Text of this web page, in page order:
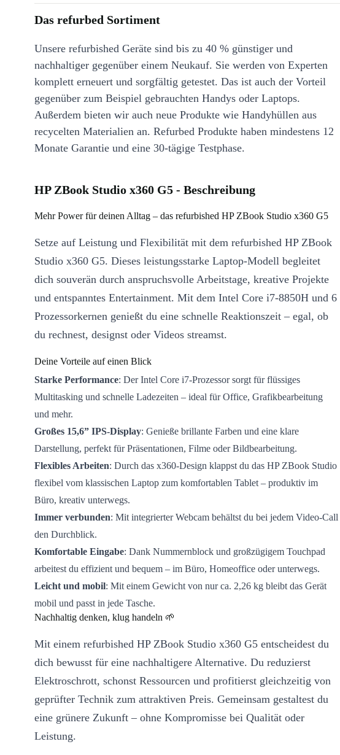
Das refurbed Sortiment
Unsere refurbished Geräte sind bis zu 40 % günstiger und
nachhaltiger gegenüber einem Neukauf. Sie werden von Experten
komplett erneuert und sorgfältig getestet. Das ist auch der Vorteil
gegenüber zum Beispiel gebrauchten Handys oder Laptops.
Außerdem bieten wir auch neue Produkte wie Handyhüllen aus
recycelten Materialien an. Refurbed Produkte haben mindestens 12
Monate Garantie und eine 30-tägige Testphase.
HP ZBook Studio x360 G5 - Beschreibung
Mehr Power für deinen Alltag – das refurbished HP ZBook Studio x360 G5
Setze auf Leistung und Flexibilität mit dem refurbished HP ZBook
Studio x360 G5. Dieses leistungsstarke Laptop-Modell begleitet
dich souverän durch anspruchsvolle Arbeitstage, kreative Projekte
und entspanntes Entertainment. Mit dem Intel Core i7-8850H und 6
Prozessorkernen genießt du eine schnelle Reaktionszeit – egal, ob
du rechnest, designst oder Videos streamst.
Deine Vorteile auf einen Blick
Starke Performance: Der Intel Core i7-Prozessor sorgt für flüssiges
Multitasking und schnelle Ladezeiten – ideal für Office, Grafikbearbeitung
und mehr.
Großes 15,6” IPS-Display: Genieße brillante Farben und eine klare
Darstellung, perfekt für Präsentationen, Filme oder Bildbearbeitung.
Flexibles Arbeiten: Durch das x360-Design klappst du das HP ZBook Studio
flexibel vom klassischen Laptop zum komfortablen Tablet – produktiv im
Büro, kreativ unterwegs.
Immer verbunden: Mit integrierter Webcam behältst du bei jedem Video-Call
den Durchblick.
Komfortable Eingabe: Dank Nummernblock und großzügigem Touchpad
arbeitest du effizient und bequem – im Büro, Homeoffice oder unterwegs.
Leicht und mobil: Mit einem Gewicht von nur ca. 2,26 kg bleibt das Gerät
mobil und passt in jede Tasche.
Nachhaltig denken, klug handeln 🌱
Mit einem refurbished HP ZBook Studio x360 G5 entscheidest du
dich bewusst für eine nachhaltigere Alternative. Du reduzierst
Elektroschrott, schonst Ressourcen und profitierst gleichzeitig von
geprüfter Technik zum attraktiven Preis. Gemeinsam gestaltest du
eine grünere Zukunft – ohne Kompromisse bei Qualität oder
Leistung.